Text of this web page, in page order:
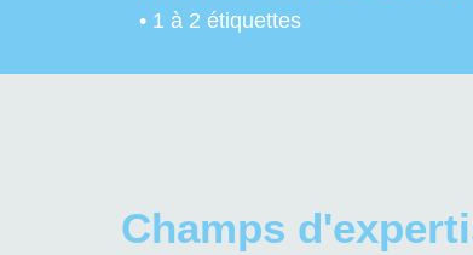
• 1 à 2 étiquettes
Champs